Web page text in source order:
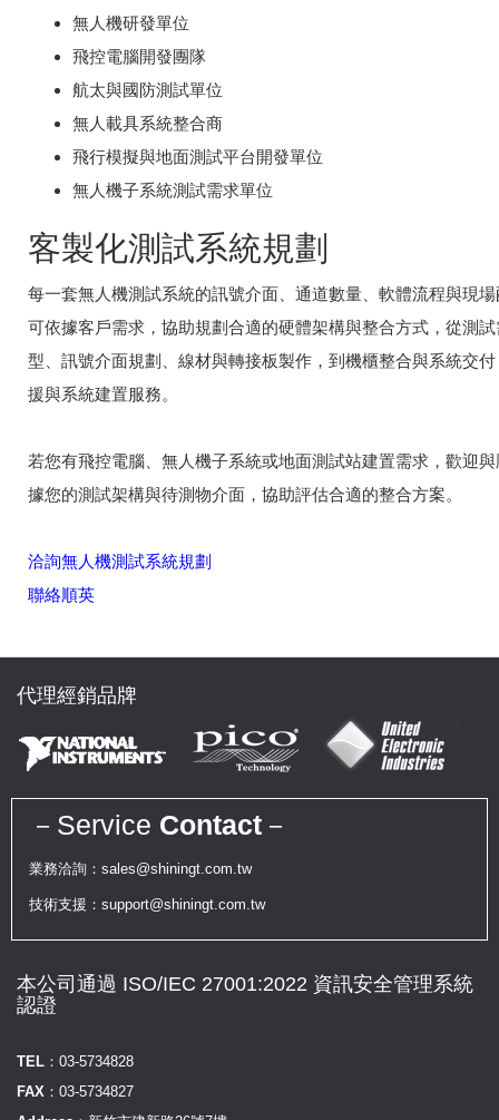
無人機研發單位
飛控電腦開發團隊
航太與國防測試單位
無人載具系統整合商
飛行模擬與地面測試平台開發單位
無人機子系統測試需求單位
客製化測試系統規劃
每一套無人機測試系統的訊號介面、通道數量、軟體流程與現
可依據客戶需求，協助規劃合適的硬體架構與整合方式，從測
型、訊號介面規劃、線材與轉接板製作，到機櫃整合與系統交
援與系統建置服務。
若您有飛控電腦、無人機子系統或地面測試站建置需求，歡迎
據您的測試架構與待測物介面，協助評估合適的整合方案。
洽詢無人機測試系統規劃
聯絡順英
代理經銷品牌
－Service Contact －
業務洽詢：sales@shiningt.com.tw
技術支援：support@shiningt.com.tw
本公司通過 ISO/IEC 27001:2022 資訊安全管理系統
認證
TEL： 03-5734828
FAX： 03-5734827